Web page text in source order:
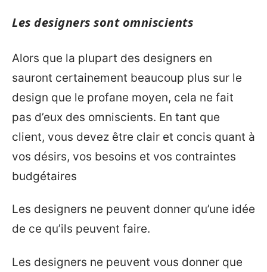
Les designers sont omniscients
Alors que la plupart des designers en
sauront certainement beaucoup plus sur le
design que le profane moyen, cela ne fait
pas d’eux des omniscients. En tant que
client, vous devez être clair et concis quant à
vos désirs, vos besoins et vos contraintes
budgétaires
Les designers ne peuvent donner qu’une idée
de ce qu’ils peuvent faire.
Les designers ne peuvent vous donner que